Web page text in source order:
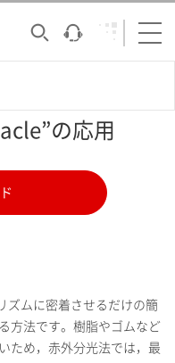
の応用
ズムに密着させるだけの簡
方法です。樹脂やゴムなど
ため，赤外分光法では，最